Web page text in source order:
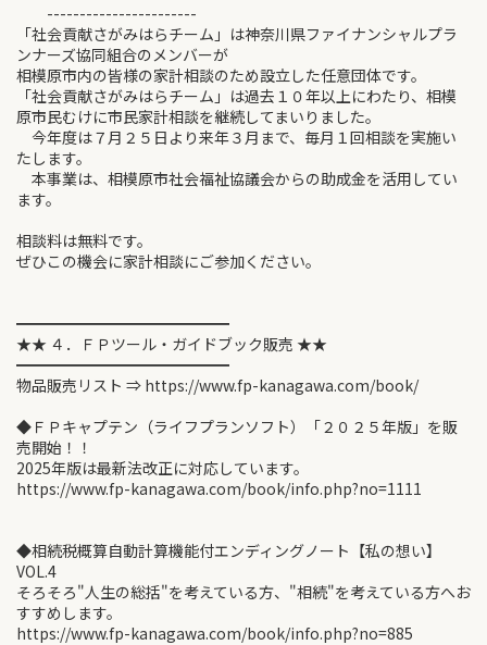
-----------------------
「社会貢献さがみはらチーム」は神奈川県ファイナンシャルプラ
ンナーズ協同組合のメンバーが
相模原市内の皆様の家計相談のため設立した任意団体です。
「社会貢献さがみはらチーム」は過去１０年以上にわたり、相模
原市民むけに市民家計相談を継続してまいりました。
今年度は７月２５日より来年３月まで、毎月１回相談を実施い
たします。
本事業は、相模原市社会福祉協議会からの助成金を活用してい
ます。
相談料は無料です。
ぜひこの機会に家計相談にご参加ください。
━━━━━━━━━━━━━━
★★ ４．ＦＰツール・ガイドブック販売 ★★
━━━━━━━━━━━━━━
物品販売リスト ⇒ https://www.fp-kanagawa.com/book/
◆ＦＰキャプテン（ライフプランソフト）「２０２５年版」を販
売開始！！
2025年版は最新法改正に対応しています。
https://www.fp-kanagawa.com/book/info.php?no=1111
◆相続税概算自動計算機能付エンディングノート【私の想い】
VOL.4
そろそろ"人生の総括"を考えている方、"相続"を考えている方へお
すすめします。
https://www.fp-kanagawa.com/book/info.php?no=885